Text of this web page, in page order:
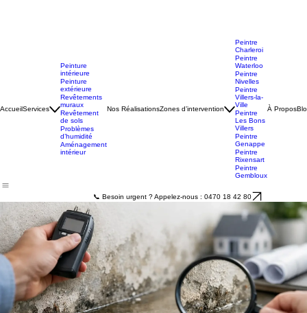
Peinture
intérieure
Peinture
extérieure
Revêtements
muraux
Revêtement
Peintre
Charleroi
Peintre
Waterloo
Peintre
Nivelles
Peintre
Villers-la-
Ville
Peintre
Les Bons
Villers
Peintre
Peintre
Rixensart
Peintre
Gembloux
📞 Besoin urgent ? Appelez-nous : 0470 18 42 80